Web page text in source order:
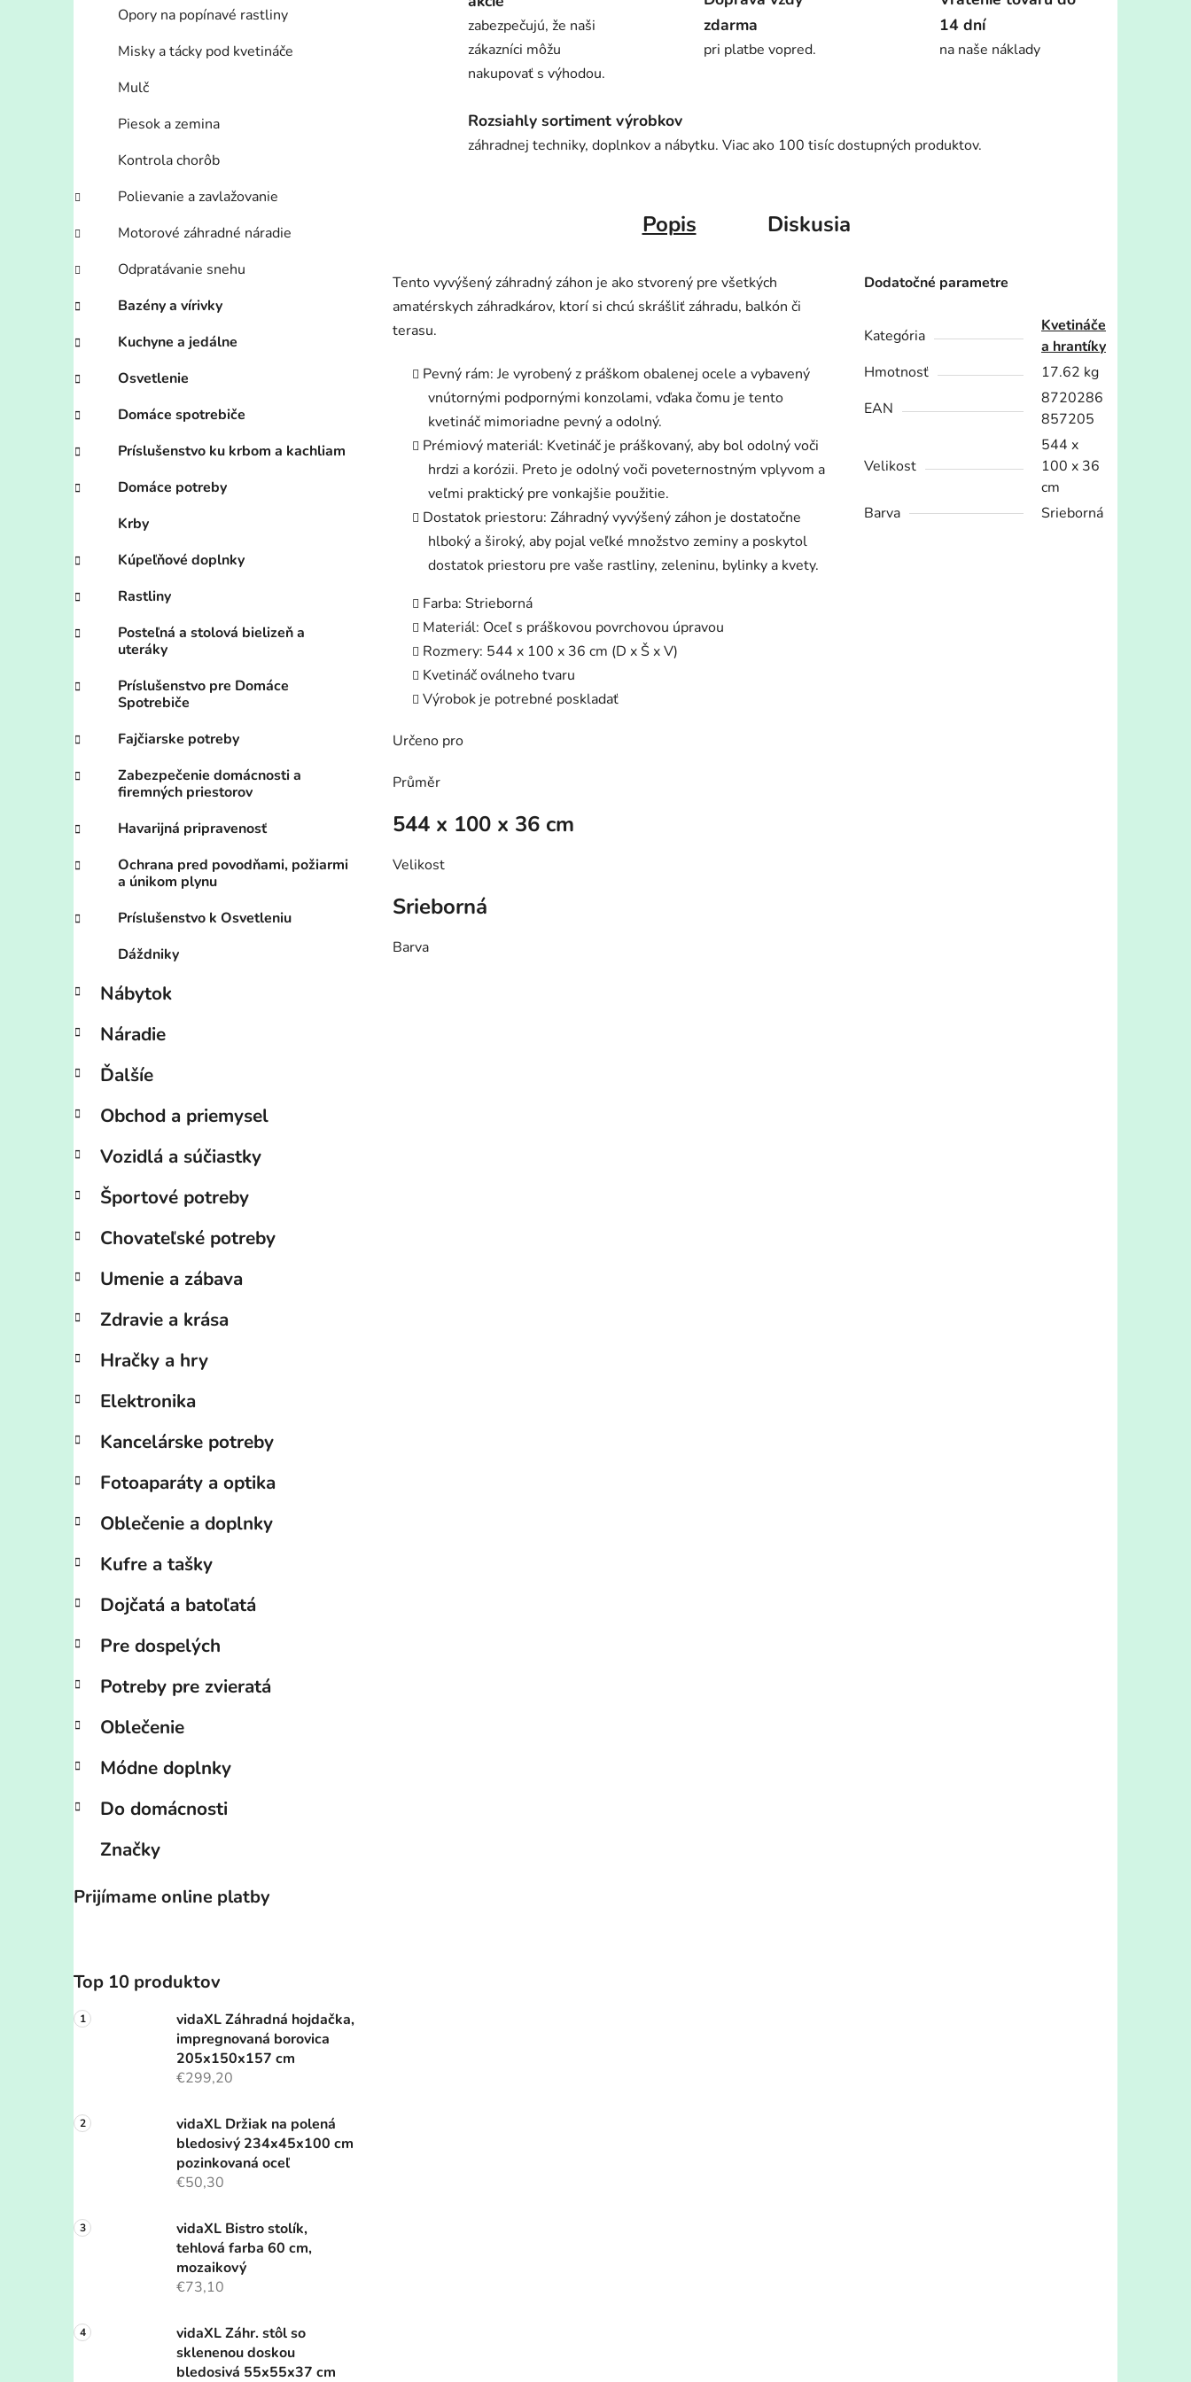
Opory na popínavé rastliny
Misky a tácky pod kvetináče
Mulč
Piesok a zemina
Kontrola chorôb
Polievanie a zavlažovanie
Motorové záhradné náradie
Odpratávanie snehu
Bazény a vírivky
Kuchyne a jedálne
Osvetlenie
Domáce spotrebiče
Príslušenstvo ku krbom a kachliam
Domáce potreby
Krby
Kúpeľňové doplnky
Rastliny
Posteľná a stolová bielizeň a
uteráky
Príslušenstvo pre Domáce
Spotrebiče
Fajčiarske potreby
Zabezpečenie domácnosti a
firemných priestorov
Havarijná pripravenosť
Ochrana pred povodňami, požiarmi
a únikom plynu
Príslušenstvo k Osvetleniu
Dáždniky
Nábytok
Náradie
Ďalšíe
Obchod a priemysel
Vozidlá a súčiastky
Športové potreby
Chovateľské potreby
Umenie a zábava
Zdravie a krása
Hračky a hry
Elektronika
Kancelárske potreby
Fotoaparáty a optika
Oblečenie a doplnky
Kufre a tašky
Dojčatá a batoľatá
Pre dospelých
Potreby pre zvieratá
Oblečenie
Módne doplnky
Do domácnosti
Značky
Prijímame online platby
Top 10 produktov
vidaXL Záhradná hojdačka,
impregnovaná borovica
205x150x157 cm
€299,20
vidaXL Držiak na polená
bledosivý 234x45x100 cm
pozinkovaná oceľ
€50,30
vidaXL Bistro stolík,
tehlová farba 60 cm,
mozaikový
€73,10
vidaXL Záhr. stôl so
sklenenou doskou
bledosivá 55x55x37 cm
zabezpečujú, že naši
zákazníci môžu
nakupovať s výhodou.
zdarma
pri platbe vopred.
14 dní
na naše náklady
Rozsiahly sortiment výrobkov
záhradnej techniky, doplnkov a nábytku. Viac ako 100 tisíc dostupných produktov.
Popis Diskusia
Tento vyvýšený záhradný záhon je ako stvorený pre všetkých
amatérskych záhradkárov, ktorí si chcú skrášliť záhradu, balkón či
terasu.
Pevný rám: Je vyrobený z práškom obalenej ocele a vybavený
vnútornými podpornými konzolami, vďaka čomu je tento
kvetináč mimoriadne pevný a odolný.
Prémiový materiál: Kvetináč je práškovaný, aby bol odolný voči
hrdzi a korózii. Preto je odolný voči poveternostným vplyvom a
veľmi praktický pre vonkajšie použitie.
Dostatok priestoru: Záhradný vyvýšený záhon je dostatočne
hlboký a široký, aby pojal veľké množstvo zeminy a poskytol
dostatok priestoru pre vaše rastliny, zeleninu, bylinky a kvety.
Farba: Strieborná
Materiál: Oceľ s práškovou povrchovou úpravou
Rozmery: 544 x 100 x 36 cm (D x Š x V)
Kvetináč oválneho tvaru
Výrobok je potrebné poskladať
Určeno pro
Průměr
544 x 100 x 36 cm
Velikost
Srieborná
Barva
Dodatočné parametre
Kategória
Kvetináče
a hrantíky
Hmotnosť
17.62 kg
EAN
8720286
857205
Velikost
544 x
100 x 36
cm
Barva
Srieborná